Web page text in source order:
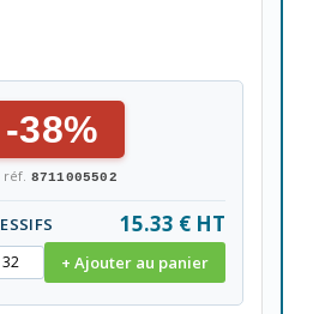
-38%
réf. 8711005502
15.33 € HT
+ Ajouter au panier